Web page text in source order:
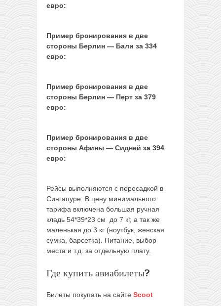
евро:
Пример бронирования в две
стороны Берлин — Бали за 334
евро:
Пример бронирования в две
стороны Берлин — Перт за 379
евро:
Пример бронирования в две
стороны Афины — Сидней за 394
евро:
Рейсы выполняются с пересадкой в
Сингапуре. В цену минимального
тарифа включена большая ручная
кладь 54*39*23 см до 7 кг, а так же
маленькая до 3 кг (ноутбук, женская
сумка, барсетка). Питание, выбор
места и т.д. за отдельную плату.
Где купить авиабилеты?
Билеты покупать на сайте Scoot